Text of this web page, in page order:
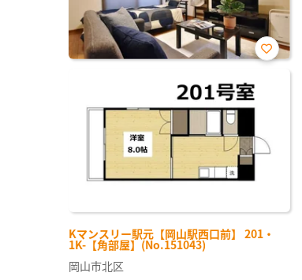
Kマンスリー駅元【岡山駅西口前】 201・
1K-【角部屋】(No.151043)
お気
岡山市北区